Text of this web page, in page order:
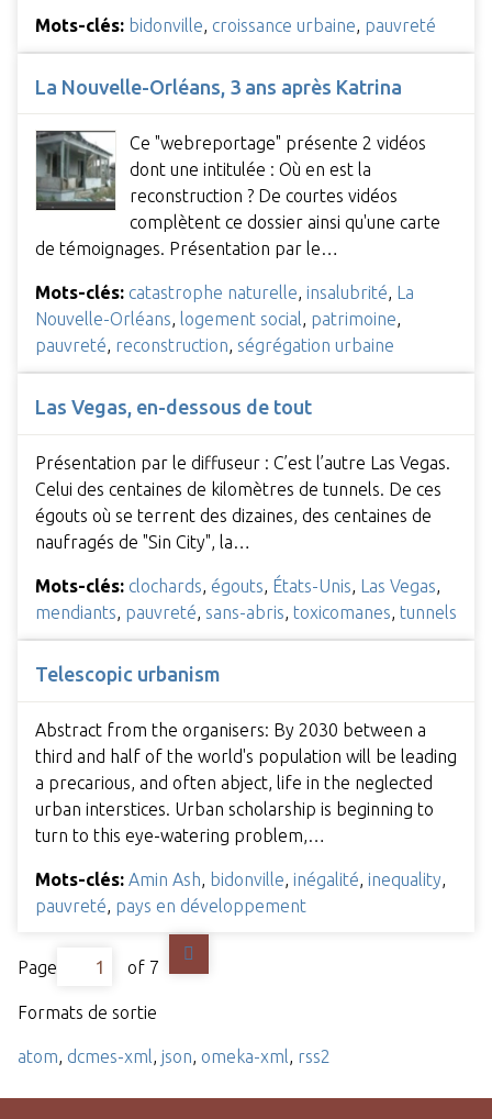
Mots-clés: bidonville croissance urbaine pauvreté
La Nouvelle-Orléans, 3 ans après Katrina
Ce "webreportage" présente 2 vidéos
dont une intitulée : Où en est la
reconstruction ? De courtes vidéos
complètent ce dossier ainsi qu'une carte
de témoignages. Présentation par le…
Mots-clés: catastrophe naturelle, insalubrité, La
Nouvelle-Orléans, logement social, patrimoine,
pauvreté, reconstruction, ségrégation urbaine
Las Vegas, en-dessous de tout
Présentation par le diffuseur : C’est l’autre Las Vegas.
Celui des centaines de kilomètres de tunnels. De ces
égouts où se terrent des dizaines, des centaines de
naufragés de "Sin City", la…
Mots-clés: clochards, égouts, États-Unis, Las Vegas,
mendiants, pauvreté, sans-abris, toxicomanes, tunnels
Telescopic urbanism
Abstract from the organisers: By 2030 between a
third and half of the world's population will be leading
a precarious, and often abject, life in the neglected
urban interstices. Urban scholarship is beginning to
turn to this eye-watering problem,…
Mots-clés: Amin Ash, bidonville, inégalité, inequality,
pauvreté, pays en développement
Page of 7
Formats de sortie
atom, dcmes-xml, json, omeka-xml, rss2